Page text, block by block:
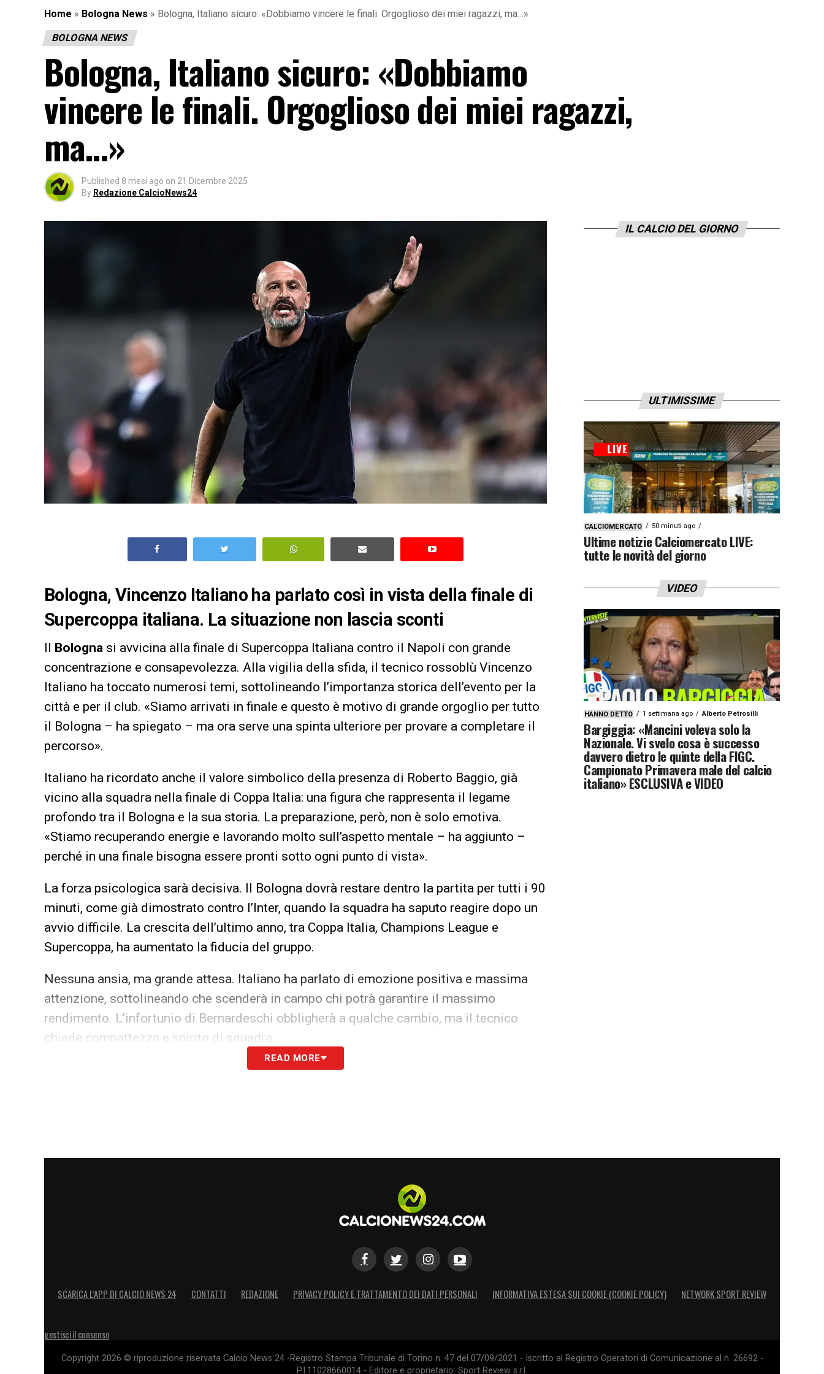
Home » Bologna News » Bologna, Italiano sicuro: «Dobbiamo vincere le finali. Orgoglioso dei miei ragazzi, ma…»
BOLOGNA NEWS
Bologna, Italiano sicuro: «Dobbiamo
vincere le finali. Orgoglioso dei miei ragazzi,
ma…»
Published 8 mesi ago on 21 Dicembre 2025
By Redazione CalcioNews24
Bologna, Vincenzo Italiano ha parlato così in vista della finale di
Supercoppa italiana. La situazione non lascia sconti
Il Bologna si avvicina alla finale di Supercoppa Italiana contro il Napoli con grande
concentrazione e consapevolezza. Alla vigilia della sfida, il tecnico rossoblù Vincenzo
Italiano ha toccato numerosi temi, sottolineando l’importanza storica dell’evento per la
città e per il club. «Siamo arrivati in finale e questo è motivo di grande orgoglio per tutto
il Bologna – ha spiegato – ma ora serve una spinta ulteriore per provare a completare il
percorso».
Italiano ha ricordato anche il valore simbolico della presenza di Roberto Baggio, già
vicino alla squadra nella finale di Coppa Italia: una figura che rappresenta il legame
profondo tra il Bologna e la sua storia. La preparazione, però, non è solo emotiva.
«Stiamo recuperando energie e lavorando molto sull’aspetto mentale – ha aggiunto –
perché in una finale bisogna essere pronti sotto ogni punto di vista».
La forza psicologica sarà decisiva. Il Bologna dovrà restare dentro la partita per tutti i 90
minuti, come già dimostrato contro l’Inter, quando la squadra ha saputo reagire dopo un
avvio difficile. La crescita dell’ultimo anno, tra Coppa Italia, Champions League e
Supercoppa, ha aumentato la fiducia del gruppo.
Nessuna ansia, ma grande attesa. Italiano ha parlato di emozione positiva e massima
attenzione, sottolineando che scenderà in campo chi potrà garantire il massimo
rendimento. L’infortunio di Bernardeschi obbligherà a qualche cambio, ma il tecnico
chiede compattezza e spirito di squadra.
Per Italiano si tratta di una nuova finale, diversa dalle precedenti, perché ogni dettaglio
READ MORE
IL CALCIO DEL GIORNO
ULTIMISSIME
CALCIOMERCATO 50 minuti ago
Ultime notizie Calciomercato LIVE:
tutte le novità del giorno
VIDEO
HANNO DETTO 1 settimana ago Alberto Petrosilli
Bargiggia: «Mancini voleva solo la
Nazionale. Vi svelo cosa è successo
davvero dietro le quinte della FIGC.
Campionato Primavera male del calcio
italiano» ESCLUSIVA e VIDEO
SCARICA L’APP DI CALCIO NEWS 24 CONTATTI REDAZIONE PRIVACY POLICY E TRATTAMENTO DEI DATI PERSONALI INFORMATIVA ESTESA SUI COOKIE (COOKIE POLICY) NETWORK SPORT REVIEW
gestisci il consenso
Copyright 2026 © riproduzione riservata Calcio News 24 -Registro Stampa Tribunale di Torino n. 47 del 07/09/2021 - Iscritto al Registro Operatori di Comunicazione al n. 26692 -
P.I.11028660014 - Editore e proprietario: Sport Review s.r.l.